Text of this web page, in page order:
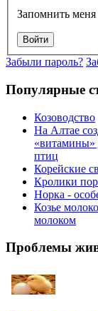
Запомнить меня
Забыли пароль?
Популярные
Козоводство
На Алтае
птиц
Корейские
Кролики
Норка -
Козье
молоком
Проблемы